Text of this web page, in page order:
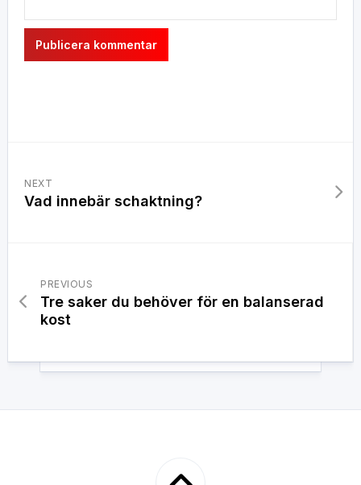
NEXT
Vad innebär schaktning?
PREVIOUS
Tre saker du behöver för en balanserad
kost